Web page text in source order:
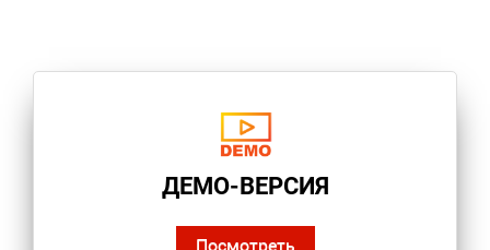
ДЕМО-ВЕРСИЯ
Посмотреть